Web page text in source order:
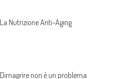
La Nutrizione Anti-Aging
Dimagrire non è un problema